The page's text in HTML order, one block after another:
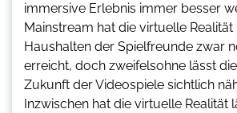
immersive Erlebnis immer besser
Mainstream hat die virtuelle Realität
Haushalten der Spielfreunde zwar
erreicht, doch zweifelsohne lässt
Zukunft der Videospiele sichtlich
Inzwischen hat die virtuelle Realität